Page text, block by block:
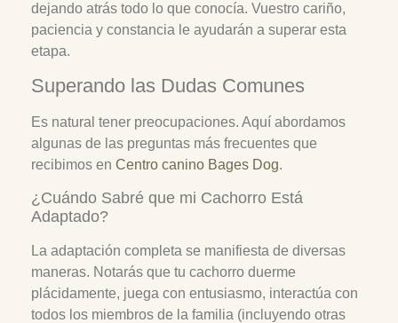
dejando atrás todo lo que conocía. Vuestro cariño,
paciencia y constancia le ayudarán a superar esta
etapa.
Superando las Dudas Comunes
Es natural tener preocupaciones. Aquí abordamos
algunas de las preguntas más frecuentes que
recibimos en Centro canino Bages Dog.
¿Cuándo Sabré que mi Cachorro Está
Adaptado?
La adaptación completa se manifiesta de diversas
maneras. Notarás que tu cachorro duerme
plácidamente, juega con entusiasmo, interactúa con
todos los miembros de la familia (incluyendo otras